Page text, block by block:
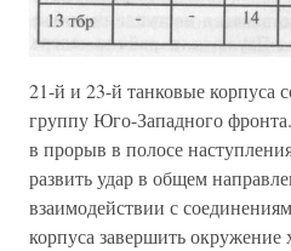
21-й и 23-й танковые корпуса
группу Юго-Западного
в прорыв в полосе
развить удар в общем
взаимодействии с
корпуса завершить окружение